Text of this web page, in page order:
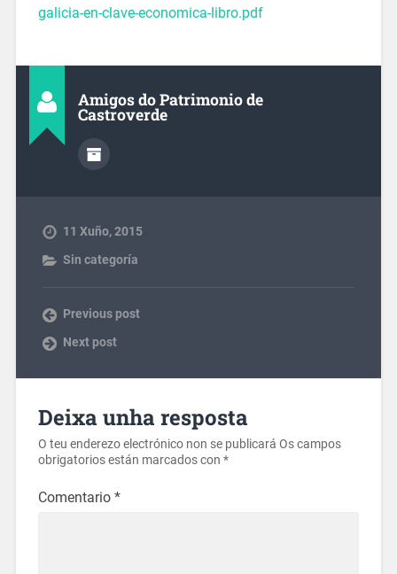
galicia-en-clave-economica-libro.pdf
Amigos do Patrimonio de
Castroverde
11 Xuño, 2015
Sin categoría
Previous post
Next post
Deixa unha resposta
O teu enderezo electrónico non se publicará Os campos
obrigatorios están marcados con *
Comentario *